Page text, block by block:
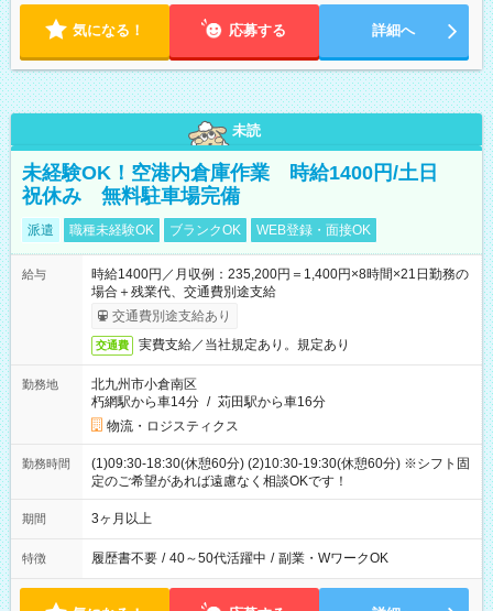
気になる！ 応募する 詳細へ
未読
未経験OK！空港内倉庫作業 時給1400円/土日
祝休み 無料駐車場完備
派遣 職種未経験OK ブランクOK WEB登録・面接OK
給与
時給1400円／月収例：235,200円＝1,400円×8時間×21日勤務の
場合＋残業代、交通費別途支給
交通費別途支給あり
交通費 実費支給／当社規定あり。規定あり
勤務地
北九州市小倉南区
朽網駅から車14分 / 苅田駅から車16分
物流・ロジスティクス
勤務時間
(1)09:30-18:30(休憩60分) (2)10:30-19:30(休憩60分) ※シフト固
定のご希望があれば遠慮なく相談OKです！
期間 3ヶ月以上
特徴 履歴書不要 / 40～50代活躍中 / 副業・WワークOK